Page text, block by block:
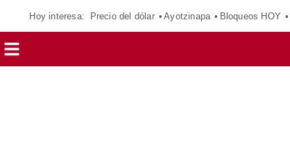
Hoy interesa: Precio del dólar Ayotzinapa Bloqueos HOY